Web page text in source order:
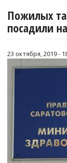
Пожилых
посадили
23 октября, 2019 -